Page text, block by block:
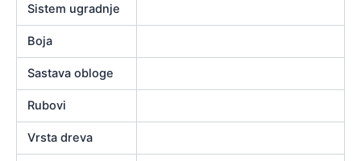
Sistem ugradnje
Boja
Sastava obloge
Rubovi
Vrsta dreva